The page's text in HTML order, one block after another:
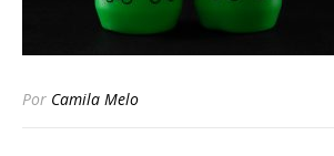
Por Camila Melo